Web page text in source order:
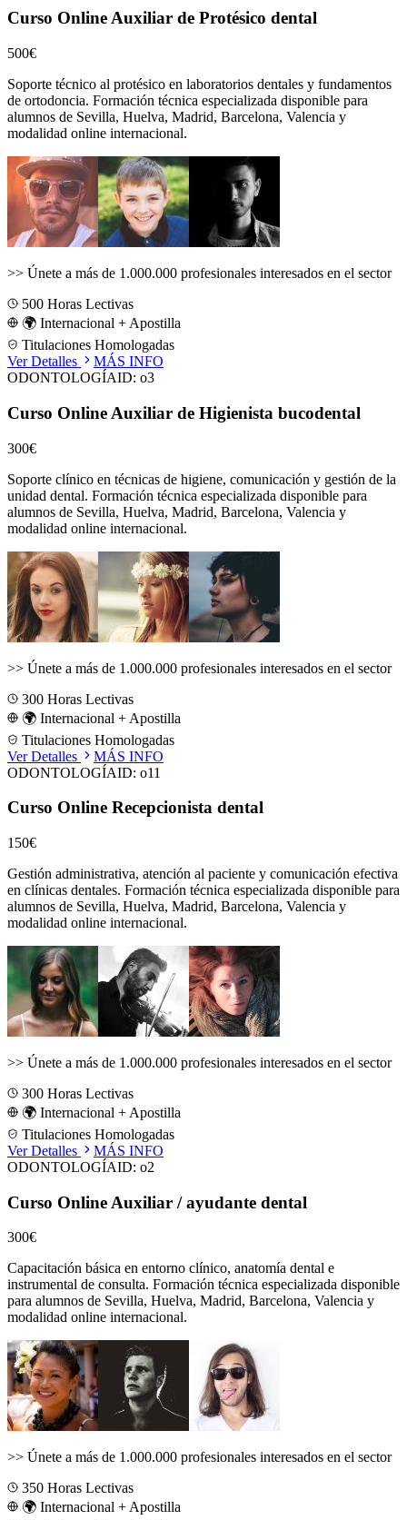
Curso Online Auxiliar de Protésico dental
500€
Soporte técnico al protésico en laboratorios dentales y fundamentos
de ortodoncia. Formación técnica especializada disponible para
alumnos de Sevilla, Huelva, Madrid, Barcelona, Valencia y
modalidad online internacional.
>> Únete a más de 1.000.000 profesionales interesados en el sector
500 Horas Lectivas
🌍 Internacional + Apostilla
Titulaciones Homologadas
Ver Detalles
MÁS INFO
ODONTOLOGÍAID: o3
Curso Online Auxiliar de Higienista bucodental
300€
Soporte clínico en técnicas de higiene, comunicación y gestión de la
unidad dental. Formación técnica especializada disponible para
alumnos de Sevilla, Huelva, Madrid, Barcelona, Valencia y
modalidad online internacional.
>> Únete a más de 1.000.000 profesionales interesados en el sector
300 Horas Lectivas
🌍 Internacional + Apostilla
Titulaciones Homologadas
Ver Detalles
MÁS INFO
ODONTOLOGÍAID: o11
Curso Online Recepcionista dental
150€
Gestión administrativa, atención al paciente y comunicación efectiva
en clínicas dentales. Formación técnica especializada disponible para
alumnos de Sevilla, Huelva, Madrid, Barcelona, Valencia y
modalidad online internacional.
>> Únete a más de 1.000.000 profesionales interesados en el sector
300 Horas Lectivas
🌍 Internacional + Apostilla
Titulaciones Homologadas
Ver Detalles
MÁS INFO
ODONTOLOGÍAID: o2
Curso Online Auxiliar / ayudante dental
300€
Capacitación básica en entorno clínico, anatomía dental e
instrumental de consulta. Formación técnica especializada disponible
para alumnos de Sevilla, Huelva, Madrid, Barcelona, Valencia y
modalidad online internacional.
>> Únete a más de 1.000.000 profesionales interesados en el sector
350 Horas Lectivas
🌍 Internacional + Apostilla